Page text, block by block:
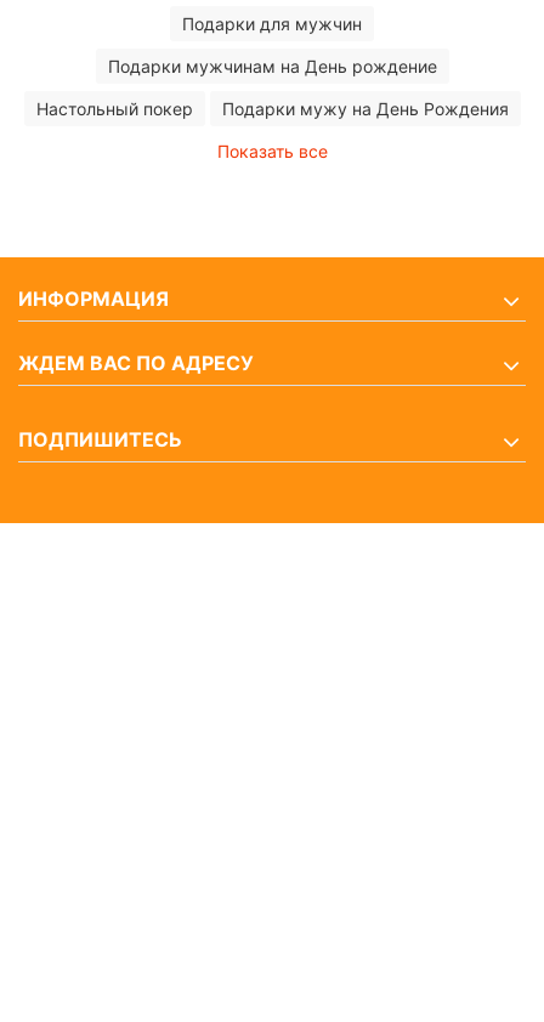
Подарки для мужчин
Подарки мужчинам на День рождение
Настольный покер Подарки мужу на День Рождения
Показать все
ИНФОРМАЦИЯ
ЖДЕМ ВАС ПО АДРЕСУ
ПОДПИШИТЕСЬ